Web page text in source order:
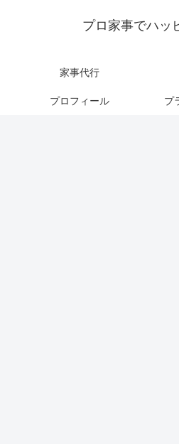
プロ家事でハッ
家事代行
プロフィール プ